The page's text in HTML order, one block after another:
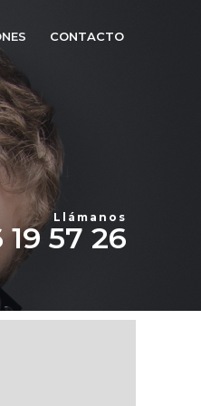
CONTACTO
Llámanos​
19 57 26​